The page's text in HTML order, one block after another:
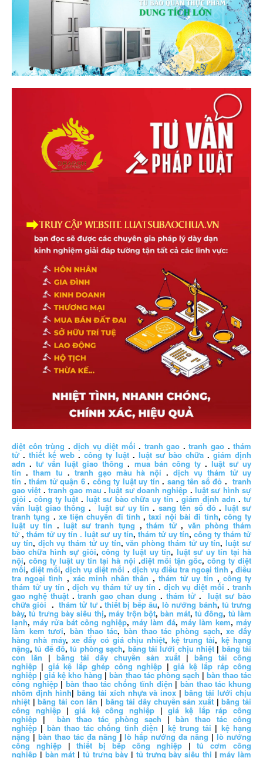
diệt côn trùng .dịch vụ diệt mối . tranh gao .tranh gao .thám
tử . thiết kế web . công ty luật . luật sư bào chữa . giám định
adn .tư vấn luật giao thông . mua bán công ty. luật sư uy
tín . tham tu . tranh gạo màu hà nội .dịch vụ thám tử uy
tín .thám tử quận 6. công ty luật uy tín . sang tên sổ đỏ .tranh
gao việt .tranh gao mau .luật sư doanh nghiệp .luật sư hình sự
giỏi . công ty luật. luật sư bào chữa uy tín .giám định adn .tư
vấn luật giao thông . luật sư uy tín .sang tên sổ đỏ.luật sư
tranh tụng . xe tiện chuyến đi tỉnh ,taxi nội bài đi tỉnh, công ty
luật uy tín .luật sư tranh tụng ,thám tử, văn phòng thám
tử ,thám tử uy tín . luật sư uy tín, thám tử uy tín, công ty thám tử
uy tín, dịch vụ thám tử uy tín,văn phòng thám tử uy tín,luật sư
bào chữa hình sự giỏi,công ty luật uy tín, luật sư uy tín tại hà
nội,công ty luật uy tín tại hà nội .diệt mối tận gốc, công ty diệt
mối,diệt mối,dịch vụ diệt mối . dịch vụ điều tra ngoại tình ,điều
tra ngoại tình , xác minh nhân thân , thám tử uy tín , công ty
thám tử uy tín ,dịch vụ thám tử uy tín . dịch vụ diệt mối .tranh
gao nghệ thuật.tranh gao chan dung . thám tử.luật sư bào
chữa giỏi .thám tử tư.thiết bị bếp âu,lò nướng bánh, tủ trưng
bày,tủ trưng bày siêu thị,máy trộn bột,bàn mát, tủ đông, tủ làm
lạnh, máy rửa bát công nghiệp, máy làm đá, máy làm kem, máy
làm kem tươi,bàn thao tác,bàn thao tác phòng sạch,xe đẩy
hàng nhà máy, xe đẩy có giá chịu nhiệt, kệ trung tải, kệ hạng
nặng,tủ để đồ,tủ phòng sạch, băng tải lưới chịu nhiệt| băng tải
con lăn | băng tải dây chuyền sản xuất | băng tải công
nghiệp | giá kệ lắp ghép công nghiệp |giá kệ lắp ráp công
nghiệp |giá kệ kho hàng |bàn thao tác phòng sạch | bàn thao tác
công nghiệp|bàn thao tác chống tĩnh điện | bàn thao tác khung
nhôm định hình| băng tải xích nhựa và inox |băng tải lưới chịu
nhiệt |băng tải con lăn | băng tải dây chuyền sản xuất |băng tải
công nghiệp|giá kệ công nghiệp |giá kệ lắp ráp công
nghiệp |bàn thao tác phòng sạch | bàn thao tác công
nghiệp | bàn thao tác chống tĩnh điện | kệ trung tải | kệ hạng
nặng | bàn thao tác đa năng |lò hấp nướng đa năng |lò nướng
công nghiệp|thiết bị bếp công nghiệp|tủ cơm công
nghiệp | bàn mát | tủ trưng bày | tủ trưng bày siêu thị |máy làm